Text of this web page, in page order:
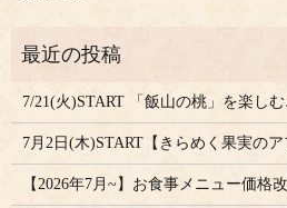
7/21(火)START 「飯山の桃」を楽し
7月2日(木)START【きらめく果実の
【2026年7月~】お食事メニュー価格